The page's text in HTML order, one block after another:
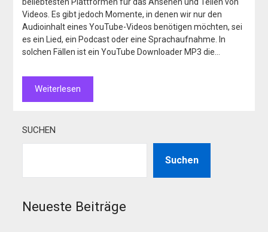
beliebtesten Plattformen für das Ansehen und Teilen von
Videos. Es gibt jedoch Momente, in denen wir nur den
Audioinhalt eines YouTube-Videos benötigen möchten, sei
es ein Lied, ein Podcast oder eine Sprachaufnahme. In
solchen Fällen ist ein YouTube Downloader MP3 die…
Weiterlesen
SUCHEN
Suchen
Neueste Beiträge